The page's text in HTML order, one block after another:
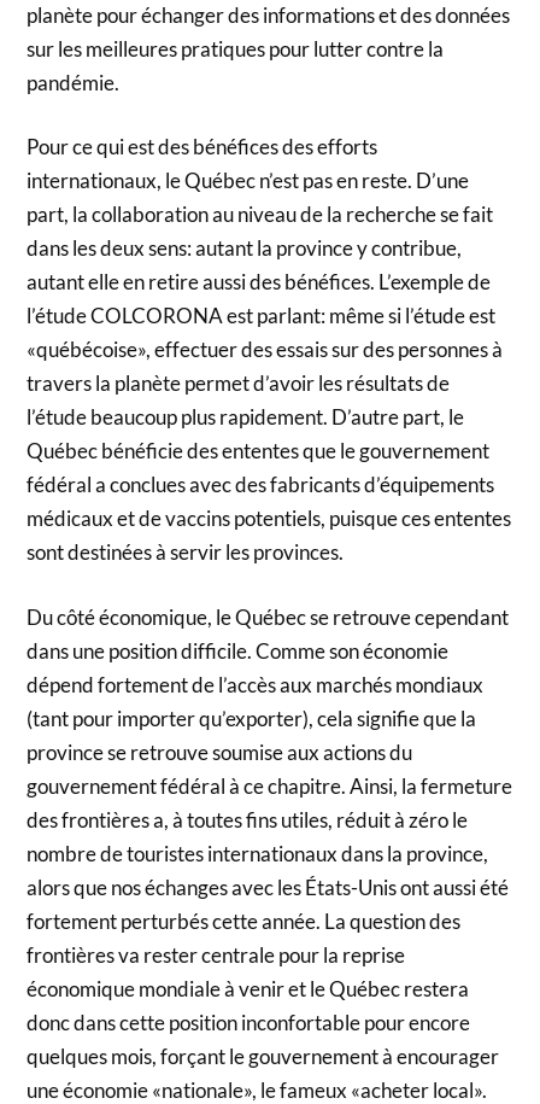
planète pour échanger des informations et des données
sur les meilleures pratiques pour lutter contre la
pandémie.
Pour ce qui est des bénéfices des efforts
internationaux, le Québec n’est pas en reste. D’une
part, la collaboration au niveau de la recherche se fait
dans les deux sens: autant la province y contribue,
autant elle en retire aussi des bénéfices. L’exemple de
l’étude COLCORONA est parlant: même si l’étude est
«québécoise», effectuer des essais sur des personnes à
travers la planète permet d’avoir les résultats de
l’étude beaucoup plus rapidement. D’autre part, le
Québec bénéficie des ententes que le gouvernement
fédéral a conclues avec des fabricants d’équipements
médicaux et de vaccins potentiels, puisque ces ententes
sont destinées à servir les provinces.
Du côté économique, le Québec se retrouve cependant
dans une position difficile. Comme son économie
dépend fortement de l’accès aux marchés mondiaux
(tant pour importer qu’exporter), cela signifie que la
province se retrouve soumise aux actions du
gouvernement fédéral à ce chapitre. Ainsi, la fermeture
des frontières a, à toutes fins utiles, réduit à zéro le
nombre de touristes internationaux dans la province,
alors que nos échanges avec les États-Unis ont aussi été
fortement perturbés cette année. La question des
frontières va rester centrale pour la reprise
économique mondiale à venir et le Québec restera
donc dans cette position inconfortable pour encore
quelques mois, forçant le gouvernement à encourager
une économie «nationale», le fameux «acheter local».